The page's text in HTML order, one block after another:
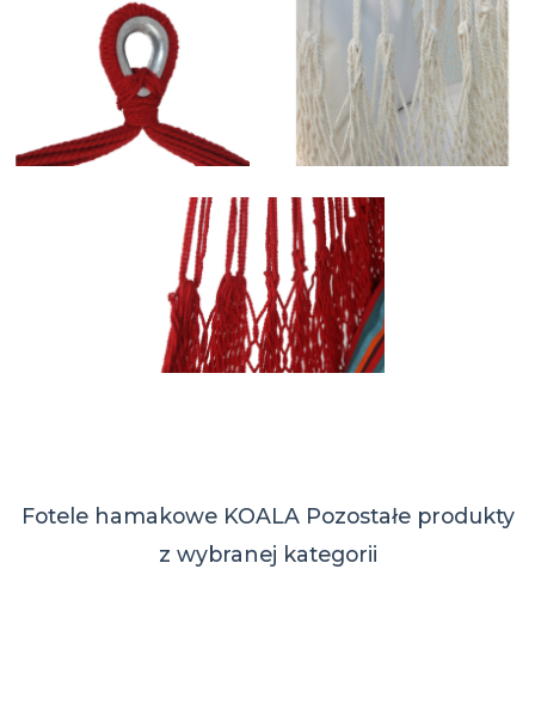
Fotele hamakowe KOALA Pozostałe produkty
z wybranej kategorii